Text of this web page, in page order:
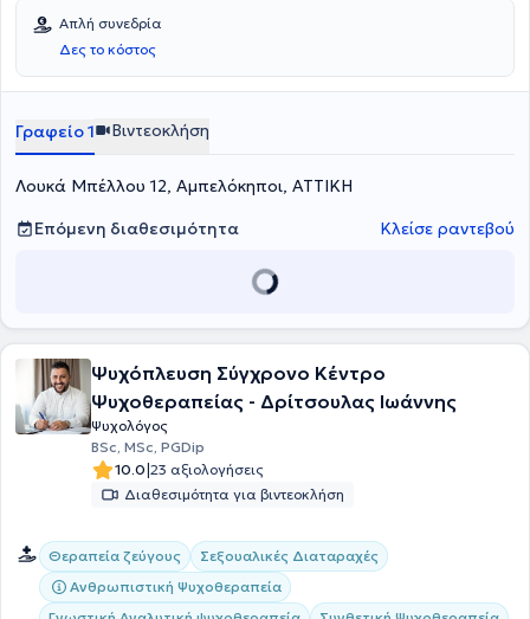
Απλή συνεδρία
Δες το κόστος
Γραφείο 1 Βιντεοκλήση
Λουκά Μπέλλου 12, Αμπελόκηποι, ΑΤΤΙΚΗ
Επόμενη διαθεσιμότητα
Κλείσε ραντεβού
Ψυχόπλευση Σύγχρονο Κέντρο
Ψυχοθεραπείας - Δρίτσουλας Ιωάννης
Ψυχολόγος
BSc, MSc, PGDip
10.0|23 αξιολογήσεις
Διαθεσιμότητα για βιντεοκλήση
Θεραπεία ζεύγους
Σεξουαλικές Διαταραχές
Ανθρωπιστική Ψυχοθεραπεία